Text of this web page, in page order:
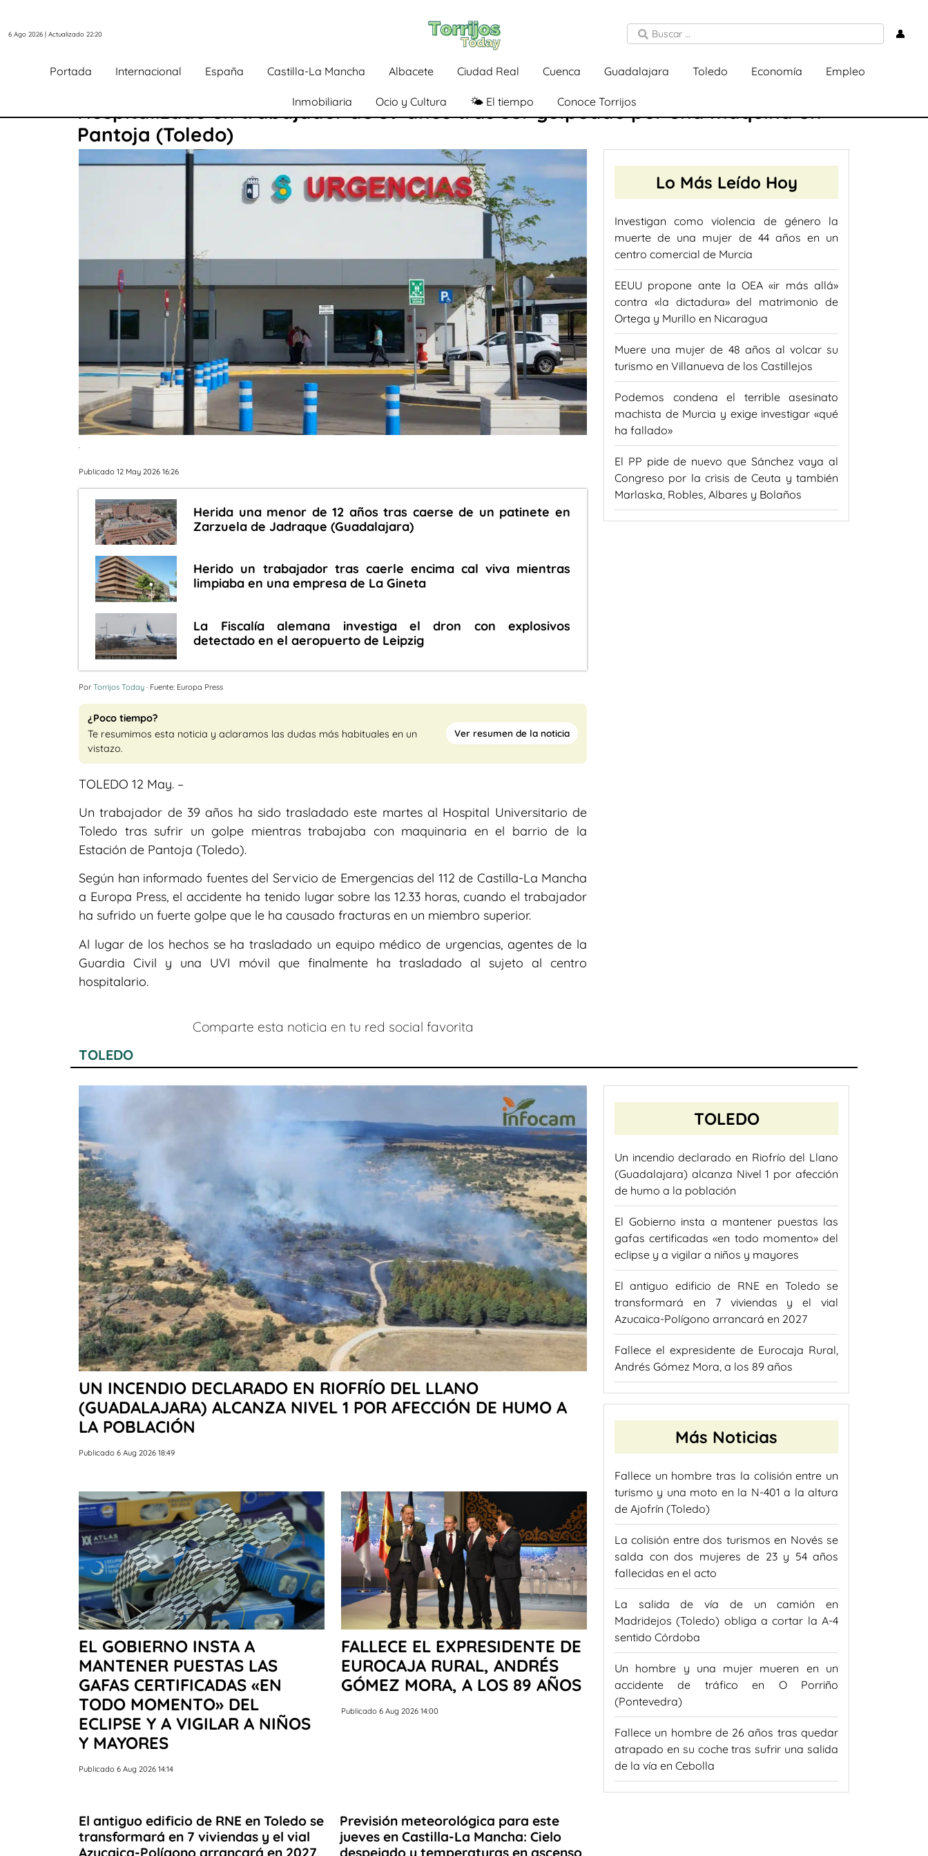
6 Ago 2026 | Actualizado 22:20 👤
Portada Internacional España Castilla-La Mancha Albacete Ciudad Real Cuenca Guadalajara Toledo Economía Empleo
Inmobiliaria Ocio y Cultura 🌤️ El tiempo Conoce Torrijos
Hospitalizado un trabajador de 39 años tras ser golpeado por una máquina en
Pantoja (Toledo)
.
Publicado 12 May 2026 16:26
Herida una menor de 12 años tras caerse de un patinete en
Zarzuela de Jadraque (Guadalajara)
Herido un trabajador tras caerle encima cal viva mientras
limpiaba en una empresa de La Gineta
La Fiscalía alemana investiga el dron con explosivos
detectado en el aeropuerto de Leipzig
Por Torrijos Today · Fuente: Europa Press
¿Poco tiempo?
Te resumimos esta noticia y aclaramos las dudas más habituales en un
vistazo.
Ver resumen de la noticia
TOLEDO 12 May. –
Un trabajador de 39 años ha sido trasladado este martes al Hospital Universitario de
Toledo tras sufrir un golpe mientras trabajaba con maquinaria en el barrio de la
Estación de Pantoja (Toledo).
Según han informado fuentes del Servicio de Emergencias del 112 de Castilla-La Mancha
a Europa Press, el accidente ha tenido lugar sobre las 12.33 horas, cuando el trabajador
ha sufrido un fuerte golpe que le ha causado fracturas en un miembro superior.
Al lugar de los hechos se ha trasladado un equipo médico de urgencias, agentes de la
Guardia Civil y una UVI móvil que finalmente ha trasladado al sujeto al centro
hospitalario.
Comparte esta noticia en tu red social favorita
Lo Más Leído Hoy
Investigan como violencia de género la
muerte de una mujer de 44 años en un
centro comercial de Murcia
EEUU propone ante la OEA «ir más allá»
contra «la dictadura» del matrimonio de
Ortega y Murillo en Nicaragua
Muere una mujer de 48 años al volcar su
turismo en Villanueva de los Castillejos
Podemos condena el terrible asesinato
machista de Murcia y exige investigar «qué
ha fallado»
El PP pide de nuevo que Sánchez vaya al
Congreso por la crisis de Ceuta y también
Marlaska, Robles, Albares y Bolaños
TOLEDO
UN INCENDIO DECLARADO EN RIOFRÍO DEL LLANO
(GUADALAJARA) ALCANZA NIVEL 1 POR AFECCIÓN DE HUMO A
LA POBLACIÓN
Publicado 6 Aug 2026 18:49
EL GOBIERNO INSTA A
MANTENER PUESTAS LAS
GAFAS CERTIFICADAS «EN
TODO MOMENTO» DEL
ECLIPSE Y A VIGILAR A NIÑOS
Y MAYORES
Publicado 6 Aug 2026 14:14
FALLECE EL EXPRESIDENTE DE
EUROCAJA RURAL, ANDRÉS
GÓMEZ MORA, A LOS 89 AÑOS
Publicado 6 Aug 2026 14:00
El antiguo edificio de RNE en Toledo se
transformará en 7 viviendas y el vial
Azucaica-Polígono arrancará en 2027
Previsión meteorológica para este
jueves en Castilla-La Mancha: Cielo
despejado y temperaturas en ascenso
TOLEDO
Un incendio declarado en Riofrío del Llano
(Guadalajara) alcanza Nivel 1 por afección
de humo a la población
El Gobierno insta a mantener puestas las
gafas certificadas «en todo momento» del
eclipse y a vigilar a niños y mayores
El antiguo edificio de RNE en Toledo se
transformará en 7 viviendas y el vial
Azucaica-Polígono arrancará en 2027
Fallece el expresidente de Eurocaja Rural,
Andrés Gómez Mora, a los 89 años
Más Noticias
Fallece un hombre tras la colisión entre un
turismo y una moto en la N-401 a la altura
de Ajofrín (Toledo)
La colisión entre dos turismos en Novés se
salda con dos mujeres de 23 y 54 años
fallecidas en el acto
La salida de vía de un camión en
Madridejos (Toledo) obliga a cortar la A-4
sentido Córdoba
Un hombre y una mujer mueren en un
accidente de tráfico en O Porriño
(Pontevedra)
Fallece un hombre de 26 años tras quedar
atrapado en su coche tras sufrir una salida
de la vía en Cebolla